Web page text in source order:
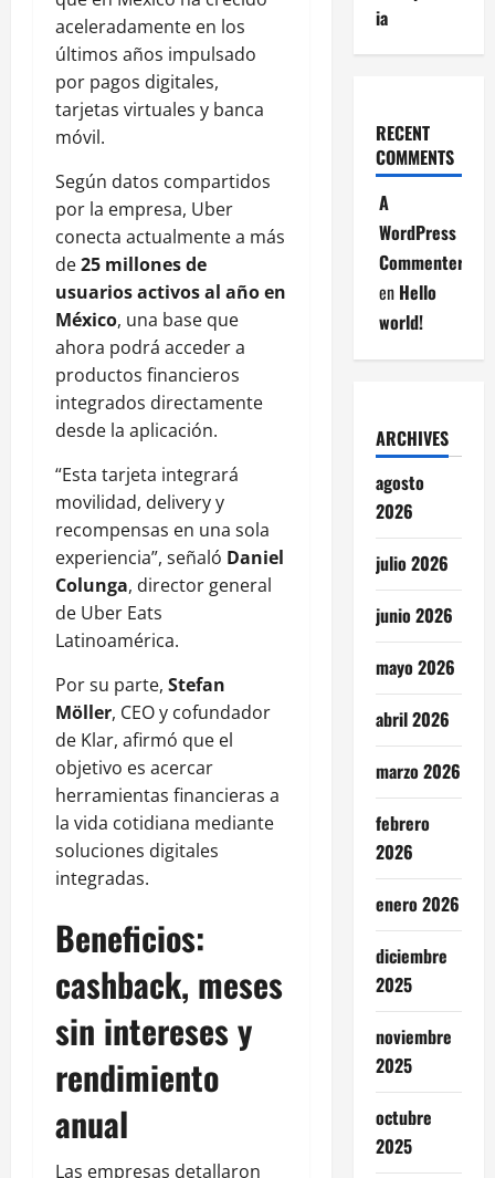
aceleradamente en los
últimos años impulsado
por pagos digitales,
tarjetas virtuales y banca
móvil.
Según datos compartidos
por la empresa, Uber
conecta actualmente a más
de25 millones de
usuarios activos al año en
México, una base que
ahora podrá acceder a
productos financieros
integrados directamente
desde la aplicación.
“Esta tarjeta integrará
movilidad, delivery y
recompensas en una sola
experiencia”, señaló Daniel
Colunga, director general
de Uber Eats
Latinoamérica.
Por su parte, Stefan
Möller, CEO y cofundador
de Klar, afirmó que el
objetivo es acercar
herramientas financieras a
la vida cotidiana mediante
soluciones digitales
integradas.
Beneficios:
cashback, meses
sin intereses y
rendimiento
anual
Las empresas detallaron
ia
RECENT
COMMENTS
A
WordPress
Commenter
en Hello
world!
ARCHIVES
agosto
2026
julio 2026
junio 2026
mayo 2026
abril 2026
marzo 2026
febrero
2026
enero 2026
diciembre
2025
noviembre
2025
octubre
2025